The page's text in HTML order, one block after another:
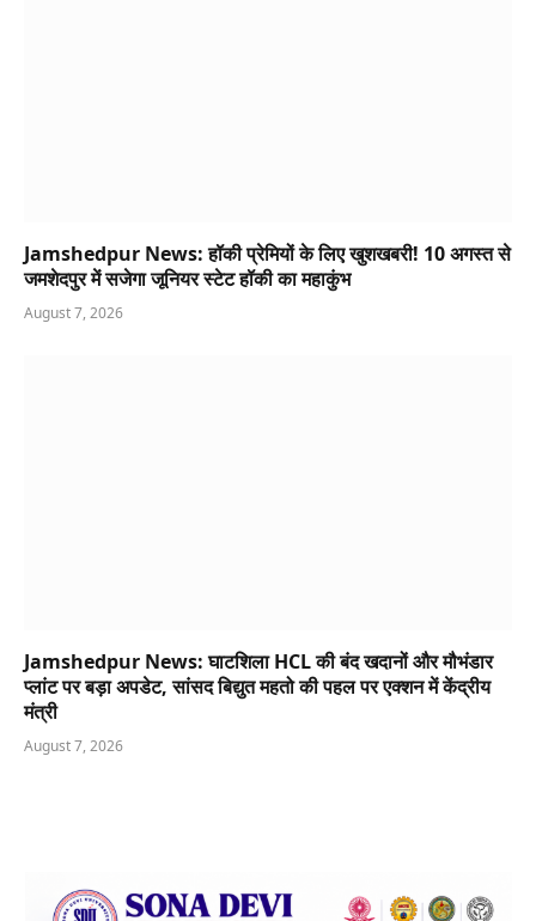
Jamshedpur News: हॉकी प्रेमियों के लिए खुशखबरी! 10 अगस्त से
जमशेदपुर में सजेगा जूनियर स्टेट हॉकी का महाकुंभ
August 7, 2026
Jamshedpur News: घाटशिला HCL की बंद खदानों और मौभंडार
प्लांट पर बड़ा अपडेट, सांसद बिद्युत महतो की पहल पर एक्शन में केंद्रीय
मंत्री
August 7, 2026